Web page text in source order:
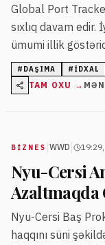
Global Port
sıxlıq davam
ümumi illik
daşımalarının
ilin həcminin ötən
proqnozlaşdırılır.
# DAŞIMA # IDXAL
TAM OXU →
BIZNES WWD
Nyu-Cersi
Azaltmaqda
Nyu-Cersi Baş
haqqını süni